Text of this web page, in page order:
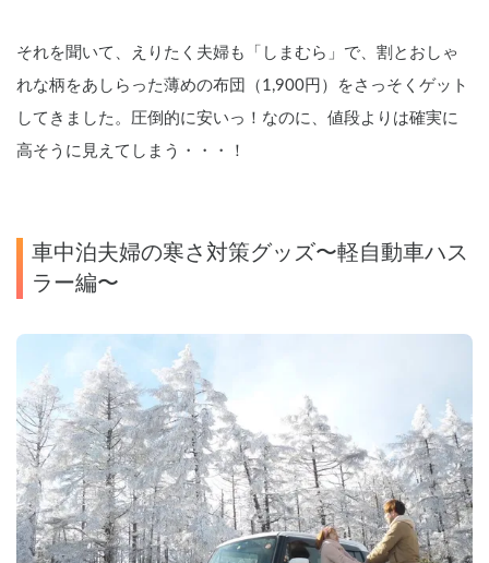
それを聞いて、えりたく夫婦も「しまむら」で、割とおしゃ
れな柄をあしらった薄めの布団（1,900円）をさっそくゲット
してきました。圧倒的に安いっ！なのに、値段よりは確実に
高そうに見えてしまう・・・！
車中泊夫婦の寒さ対策グッズ〜軽自動車ハス
ラー編〜